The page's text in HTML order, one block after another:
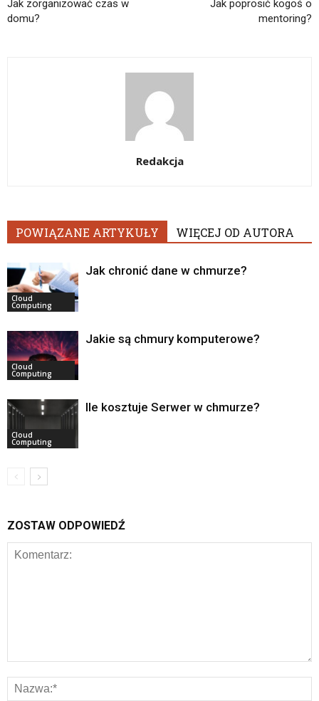
Jak zorganizować czas w
domu?
Jak poprosić kogoś o
mentoring?
Redakcja
POWIĄZANE ARTYKUŁY WIĘCEJ OD AUTORA
Cloud
Computing
Jak chronić dane w chmurze?
Cloud
Computing
Jakie są chmury komputerowe?
Cloud
Computing
Ile kosztuje Serwer w chmurze?
ZOSTAW ODPOWIEDŹ